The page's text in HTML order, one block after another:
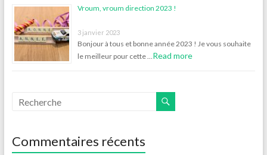
Vroum, vroum direction 2023 !
3 janvier 2023
Bonjour à tous et bonne année 2023 ! Je vous souhaite
le meilleur pour cette …Read more
Commentaires récents